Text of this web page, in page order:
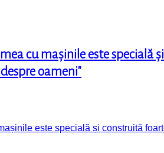
cu mașinile este specială și
oameni"